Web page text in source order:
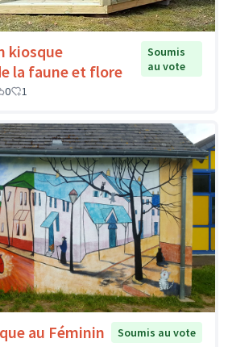
kiosque
la faune et flore
Soumis
au vote
0 1
au Féminin
Soumis au vote